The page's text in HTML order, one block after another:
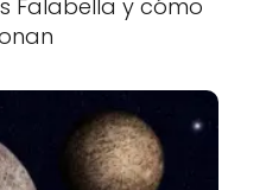
Falabella y cómo